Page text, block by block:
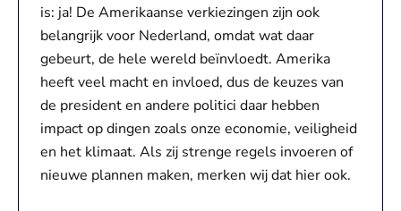
is: ja! De Amerikaanse verkiezingen zijn ook
belangrijk voor Nederland, omdat wat daar
gebeurt, de hele wereld beïnvloedt. Amerika
heeft veel macht en invloed, dus de keuzes van
de president en andere politici daar hebben
impact op dingen zoals onze economie, veiligheid
en het klimaat. Als zij strenge regels invoeren of
nieuwe plannen maken, merken wij dat hier ook.